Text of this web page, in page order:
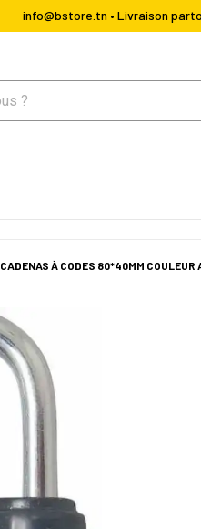
info@bstore.tn • Livraison
CADENAS À CODES 80*40MM COULEUR